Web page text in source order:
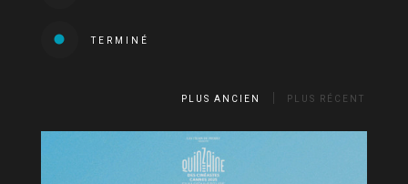
TERMINÉ
PLUS ANCIEN PLUS RÉCENT